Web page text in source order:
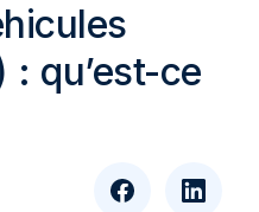
: qu’est-ce